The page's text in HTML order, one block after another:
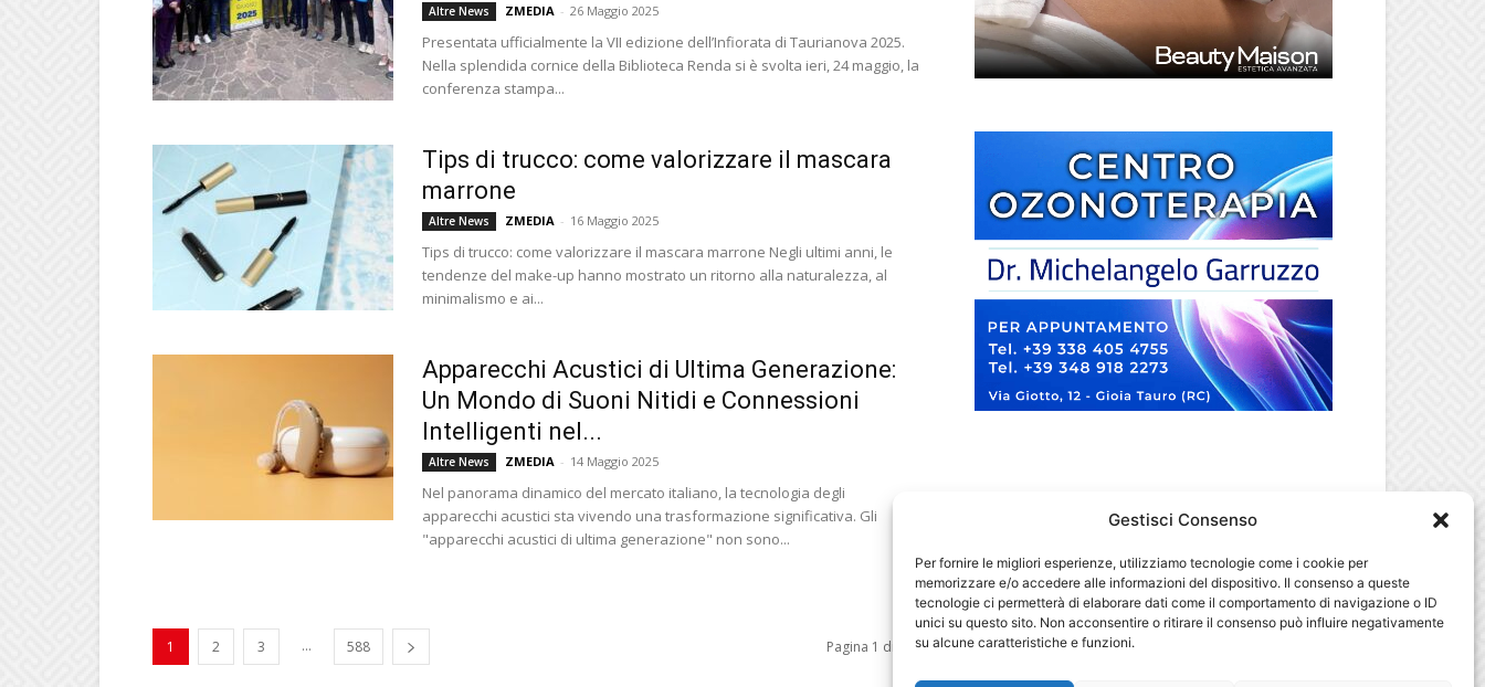
Gestisci Consenso
Per fornire le migliori esperienze, utilizziamo tecnologie come i cookie per
memorizzare e/o accedere alle informazioni del dispositivo. Il consenso a queste
tecnologie ci permetterà di elaborare dati come il comportamento di navigazione o ID
unici su questo sito. Non acconsentire o ritirare il consenso può influire negativamente
su alcune caratteristiche e funzioni.
Altre News ZMEDIA - 26 Maggio 2025
Presentata ufficialmente la VII edizione dell’Infiorata di Taurianova 2025.
Nella splendida cornice della Biblioteca Renda si è svolta ieri, 24 maggio, la
conferenza stampa...
Tips di trucco: come valorizzare il mascara
marrone
Altre News ZMEDIA - 16 Maggio 2025
Tips di trucco: come valorizzare il mascara marrone Negli ultimi anni, le
tendenze del make-up hanno mostrato un ritorno alla naturalezza, al
minimalismo e ai...
Apparecchi Acustici di Ultima Generazione:
Un Mondo di Suoni Nitidi e Connessioni
Intelligenti nel...
Altre News ZMEDIA - 14 Maggio 2025
Nel panorama dinamico del mercato italiano, la tecnologia degli
apparecchi acustici sta vivendo una trasformazione significativa. Gli
"apparecchi acustici di ultima generazione" non sono...
1 2 3 ... 588 Pagina 1 di 588